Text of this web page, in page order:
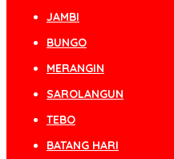
JAMBI
BUNGO
MERANGIN
SAROLANGUN
TEBO
BATANG HARI